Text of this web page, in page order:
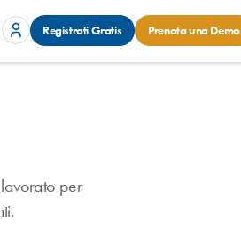
Registrati Gratis Prenota una Demo
per